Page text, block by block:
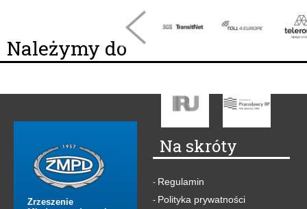
Należymy do
Zrzeszenie
Na skróty
- Regulamin
- Polityka prywatności